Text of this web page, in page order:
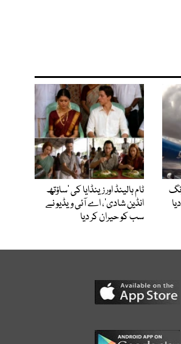
وِنگ
ٹام ہالینڈ اور زینڈایا کی ’ساؤتھ
انڈین شادی‘، اے آئی ویڈیو نے
سب کو حیران کر دیا